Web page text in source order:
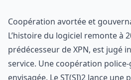
Coopération avortée et
L’histoire du logiciel remonte à
prédécesseur de XPN, est jugé
service. Une coopération
envisagée. Le ST(SI)2 lance une